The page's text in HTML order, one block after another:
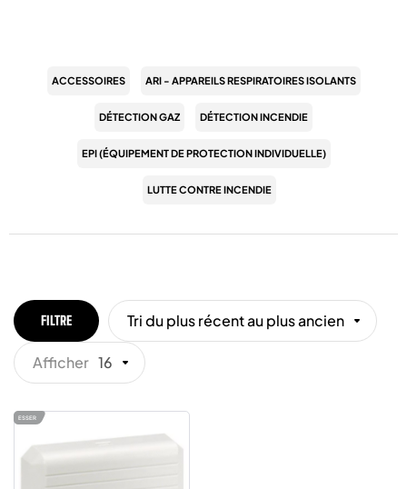
ACCESSOIRES ARI - APPAREILS RESPIRATOIRES ISOLANTS
DÉTECTION GAZ DÉTECTION INCENDIE
EPI (ÉQUIPEMENT DE PROTECTION INDIVIDUELLE)
LUTTE CONTRE INCENDIE
FILTRE Tri du plus récent au plus ancien
Afficher 16
ESSER